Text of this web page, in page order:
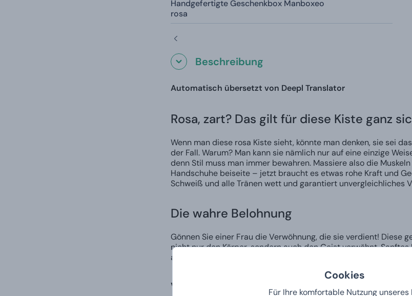
Cookies
Für Ihre komfortable Nutzung unseres
Handgefertigte Geschenkbox Manboxeo
rosa
Beschreibung
Automatisch übersetzt von Deepl Translator
Rosa, zart? Das gilt für diese Kiste ganz
Wenn man diese rosa Kiste sieht, könnte man denken, sie sei
der Fall. Warum? Man kann sie nämlich nur auf eine einzige
denn Stil muss man immer bewahren. Massiere also die
Handschuhe beiseite – jetzt braucht es etwas rohe Kraft und
Schweiß und alle Tränen wett und garantiert unvergleichliches
Die wahre Belohnung
Gönnen Sie einer Frau die Verwöhnung, die sie verdient! Diese
nicht nur den Körper, sondern auch den Geist verwöhnt.
all das und noch mehr erwartet sie beim Öffnen. Einfach das
Vergessen Sie den Alltag